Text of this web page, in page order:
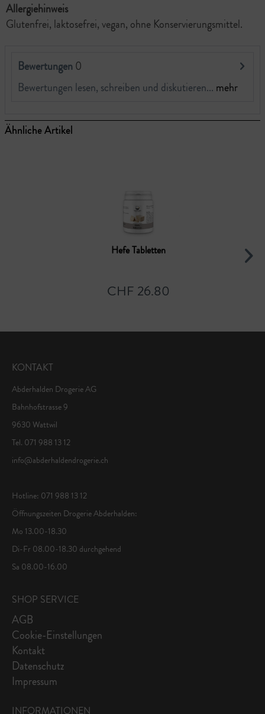
Allergiehinweis
Glutenfrei, laktosefrei, vegan, ohne Konservierungsmittel.
Bewertungen 0
Bewertungen lesen, schreiben und diskutieren... mehr
Ähnliche Artikel
Hefe Tabletten
CHF 26.80
KONTAKT
Abderhalden Drogerie AG
Bahnhofstrasse 9
9630 Wattwil
Tel. 071 988 13 12
info@abderhaldendrogerie.ch
Hotline: 071 988 13 12
Öffnungszeiten Drogerie Abderhalden:
Mo 13.00-18.30
Di-Fr 08.00-18.30 durchgehend
Sa 08.00-16.00
SHOP SERVICE
AGB
Cookie-Einstellungen
Kontakt
Datenschutz
Impressum
INFORMATIONEN